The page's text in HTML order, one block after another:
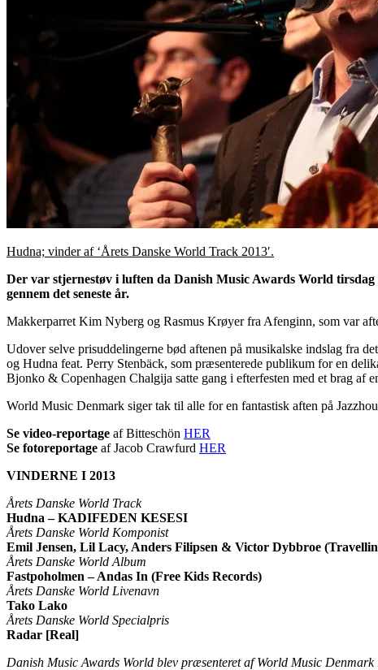
Hudna; vinder af ‘Årets Danske World Track 2013′.
Der var stjernestøv i luften da Danish Music Awards World
gennem det seneste år.
Makkerparret Kim Nyberg og Rasmus Krøyer fra Afenginn, som var
Udover selve prisuddelingerne bød aftenen på musikalske indslag fra
og Hudna feat. Perry Stenbäck, som præsenterede publikum for en
Bjonko & Copenhagen Chalgija satte gang i efterfesten med et brag af
World Music Denmark siger tak til alle for en fantastisk aften på
Se video-reportage af Bitteschön HER
Se fotoreportage af Jacob Crawfurd HER
VINDERNE I 2013
Årets Danske World Track
Hudna – KADIFEDEN KESESI
Årets Danske World Komponist
Emil Jensen, Lil Lacy, Anders Filipsen & Victor Dybbroe
Årets Danske World Album
Fastpoholmen – Andas In (Free Kids Records)
Årets Danske World Livenavn
Tako Lako
Årets Danske World Specialpris
Radar [Real]
Danish Music Awards World blev præsenteret af World Music